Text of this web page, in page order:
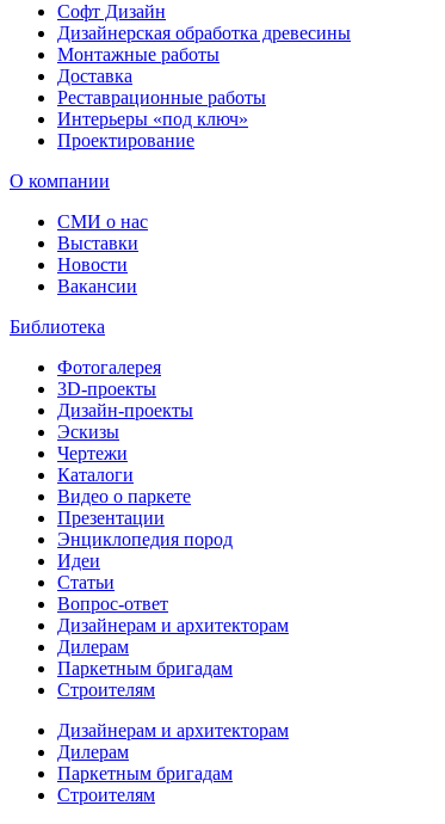
Софт Дизайн
Дизайнерская обработка древесины
Монтажные работы
Доставка
Реставрационные работы
Интерьеры «под ключ»
Проектирование
О компании
СМИ о нас
Выставки
Новости
Вакансии
Библиотека
Фотогалерея
3D-проекты
Дизайн-проекты
Эскизы
Чертежи
Каталоги
Видео о паркете
Презентации
Энциклопедия пород
Идеи
Статьи
Вопрос-ответ
Дизайнерам и архитекторам
Дилерам
Паркетным бригадам
Строителям
Дизайнерам и архитекторам
Дилерам
Паркетным бригадам
Строителям